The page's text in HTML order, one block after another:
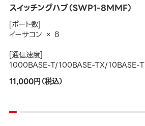
スイッチングハブ（SWP1-8MMF）
[ポート数]
イーサコン × 8
[通信速度]
1000BASE-T/100BASE-TX/10BASE-T
11,000円（税込）